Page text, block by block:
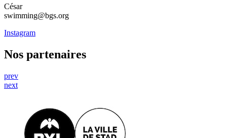
César
swimming@bgs.org
Instagram
Nos partenaires
prev
next